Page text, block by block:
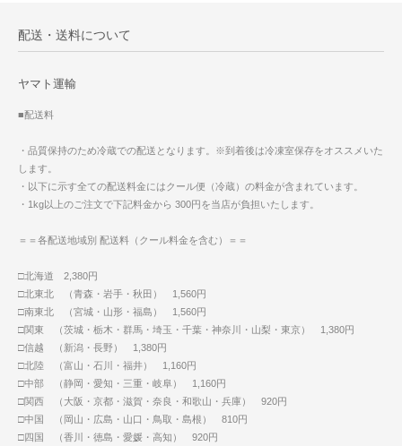
配送・送料について
ヤマト運輸
■配送料
・品質保持のため冷蔵での配送となります。※到着後は冷凍室保存をオススメいた
します。
・以下に示す全ての配送料金にはクール便（冷蔵）の料金が含まれています。
・1kg以上のご注文で下記料金から 300円を当店が負担いたします。
＝＝各配送地域別 配送料（クール料金を含む）＝＝
□北海道 2,380円
□北東北 （青森・岩手・秋田） 1,560円
□南東北 （宮城・山形・福島） 1,560円
□関東 （茨城・栃木・群馬・埼玉・千葉・神奈川・山梨・東京） 1,380円
□信越 （新潟・長野） 1,380円
□北陸 （富山・石川・福井） 1,160円
□中部 （静岡・愛知・三重・岐阜） 1,160円
□関西 （大阪・京都・滋賀・奈良・和歌山・兵庫） 920円
□中国 （岡山・広島・山口・鳥取・島根） 810円
□四国 （香川・徳島・愛媛・高知） 920円